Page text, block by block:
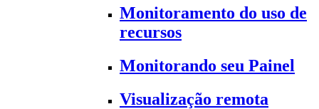
Monitoramento do uso de
recursos
Monitorando seu Painel
Visualização remota